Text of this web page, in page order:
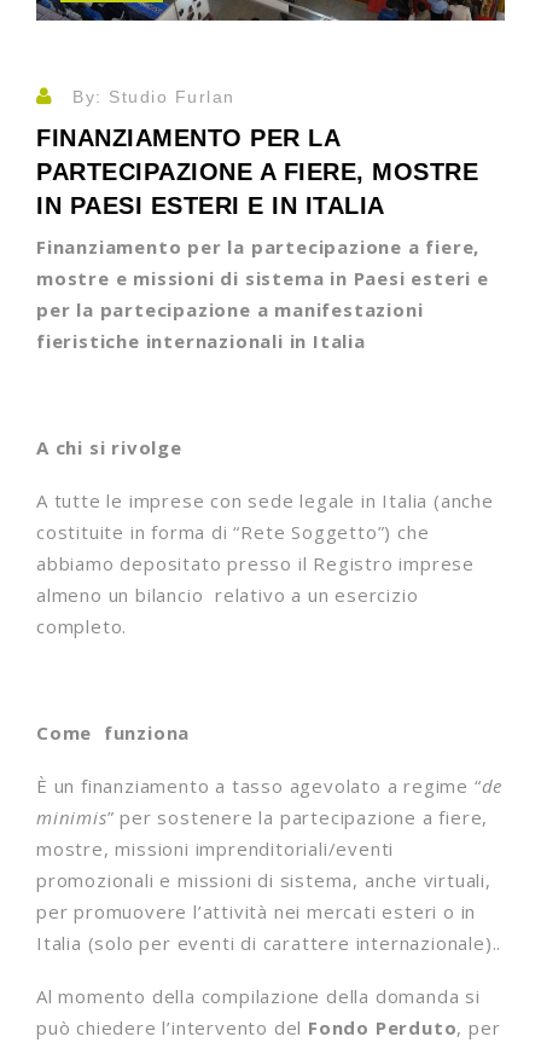
By: Studio Furlan
FINANZIAMENTO PER LA
PARTECIPAZIONE A FIERE, MOSTRE
IN PAESI ESTERI E IN ITALIA
Finanziamento per la partecipazione a fiere,
mostre e missioni di sistema in Paesi esteri e
per la partecipazione a manifestazioni
fieristiche internazionali in Italia
A chi si rivolge
A tutte le imprese con sede legale in Italia (anche
costituite in forma di “Rete Soggetto”) che
abbiamo depositato presso il Registro imprese
almeno un bilancio relativo a un esercizio
completo.
Come funziona
È un finanziamento a tasso agevolato a regime “de
minimis” per sostenere la partecipazione a fiere,
mostre, missioni imprenditoriali/eventi
promozionali e missioni di sistema, anche virtuali,
per promuovere l’attività nei mercati esteri o in
Italia (solo per eventi di carattere internazionale)..
Al momento della compilazione della domanda si
può chiedere l’intervento del Fondo Perduto, per